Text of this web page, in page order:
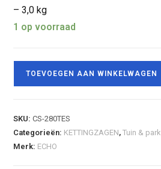
– 3,0 kg
1 op voorraad
TOEVOEGEN AAN WINKELWAGEN
SKU:CS-280TES
Categorieën: KETTINGZAGEN,Tuin & park
Merk: ECHO